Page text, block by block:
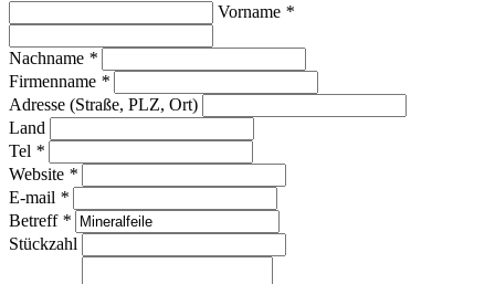
Vorname *
Nachname *
Firmenname *
Adresse (Straße, PLZ, Ort)
Land
Tel *
Website *
E-mail *
Betreff *
Stückzahl